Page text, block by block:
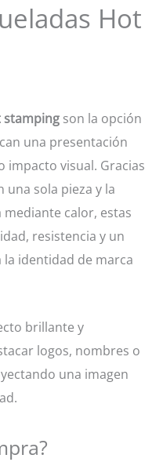
Hot
stamping son la opción
una presentación
impacto visual. Gracias
sola pieza y la
calor, estas
resistencia y un
identidad de marca
brillante y
logos, nombres o
una imagen